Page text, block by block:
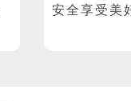
安全享受美